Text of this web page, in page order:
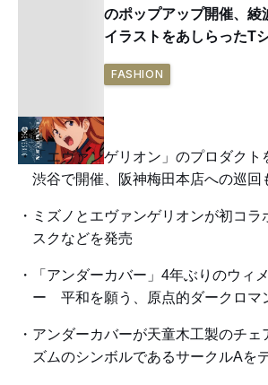
のポップアップ開催、綾
イラストをあしらったT
FASHION
「エヴァンゲリオン」のプロダクト
渋谷で開催、阪神梅田本店への巡回
ミズノとエヴァンゲリオンが初コラ
スクなどを発売
「アンダーカバー」4年ぶりのウィ
ー 平和を願う、原点的ダークロマ
アンダーカバーが天童木工製のチェ
ズムのシンボルであるサークルAを